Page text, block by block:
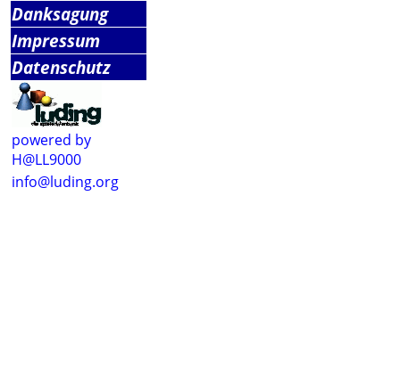
Danksagung
Impressum
Datenschutz
powered by
H@LL9000
info@luding.org